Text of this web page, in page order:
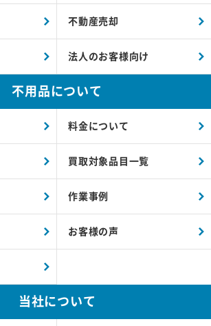
不動産売却
法人のお客様向け
不用品について
料金について
買取対象品目一覧
作業事例
お客様の声
当社について